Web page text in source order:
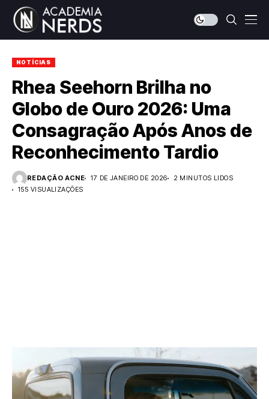
NOTÍCIAS
Rhea Seehorn Brilha no
Globo de Ouro 2026: Uma
Consagração Após Anos de
Reconhecimento Tardio
REDAÇÃO ACNE 17 DE JANEIRO DE 2026
2 MINUTOS LIDOS
155 VISUALIZAÇÕES